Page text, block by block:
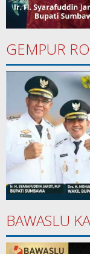
GEMPUR
BAWASLU